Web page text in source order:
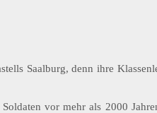
Saalburg, denn ihre
vor mehr als 2000